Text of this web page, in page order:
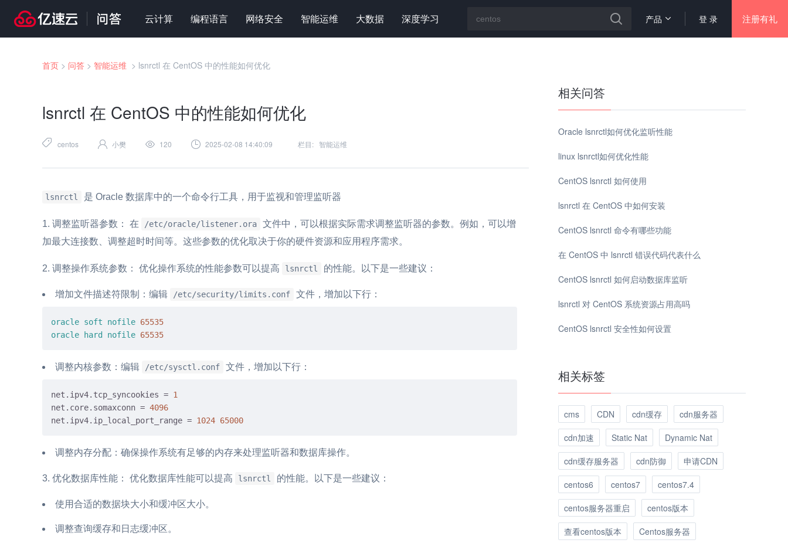
云计算 编程语言 网络安全 智能运维 大数据 深度学习 登 录 注册有礼
产品
首页 > 问答 > 智能运维 > lsnrctl 在 CentOS 中的性能如何优化
lsnrctl 在 CentOS 中的性能如何优化
centos 小樊 120 2025-02-08 14:40:09 栏目: 智能运维
lsnrctl 是 Oracle 数据库中的一个命令行工具，用于监视和管理监听器
调整监听器参数： 在 /etc/oracle/listener.ora
文件中，可以根据实际需求调整监听器的参数。例如，可以增
加最大连接数、调整超时时间等。这些参数的优化取决于你的硬件资源和应用程序需求。
调整操作系统参数： 优化操作系统的性能参数可以提高 lsnrctl 的性能。以下是一些建议：
增加文件描述符限制：编辑 /etc/security/limits.conf 文件，增加以下行：
oracle soft nofile 65535
oracle
hard nofile 65535
调整内核参数：编辑 /etc/sysctl.conf 文件，增加以下行：
net.ipv4.tcp_syncookies = 1
net.core.somaxconn = 4096
net.ipv4.ip_local_port_range = 1024 65000
调整内存分配：确保操作系统有足够的内存来处理监听器和数据库操作。
优化数据库性能： 优化数据库性能可以提高 lsnrctl 的性能。以下是一些建议：
使用合适的数据块大小和缓冲区大小。
调整查询缓存和日志缓冲区。
相关问答
Oracle lsnrctl如何优化监听性能
linux lsnrctl如何优化性能
CentOS lsnrctl 如何使用
lsnrctl 在 CentOS 中如何安装
CentOS lsnrctl 命令有哪些功能
在 CentOS 中 lsnrctl 错误代码代表什么
CentOS lsnrctl 如何启动数据库监听
lsnrctl 对 CentOS 系统资源占用高吗
CentOS lsnrctl 安全性如何设置
相关标签
cms CDN cdn缓存
cdn服务器
cdn加速
Static Nat
Dynamic Nat
cdn缓存服务器
cdn防御
申请CDN
centos6
centos7
centos7.4
centos服务器重启
centos版本
查看centos版本
Centos服务器